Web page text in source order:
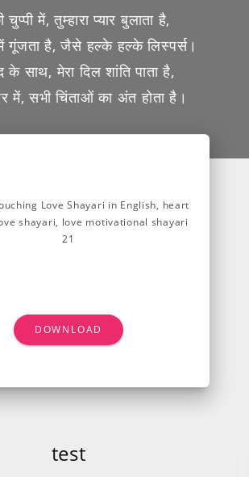
चुप्पी में, तुम्हारा प्यार बुलाता है,
गूंजता है, जैसे हल्के हल्के लिस्पर्स।
के साथ, मेरा दिल शांति पाता है,
में, सभी चिंताओं का अंत होता है।
DOWNLOAD
test